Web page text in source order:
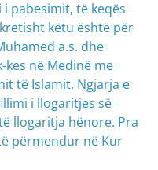
pabesimit, të keqës
këtu është për
a.s. dhe
në Medinë me
të Islamit. Ngjarja e
i llogaritjes së
llogaritja hënore. Pra
përmendur në Kur